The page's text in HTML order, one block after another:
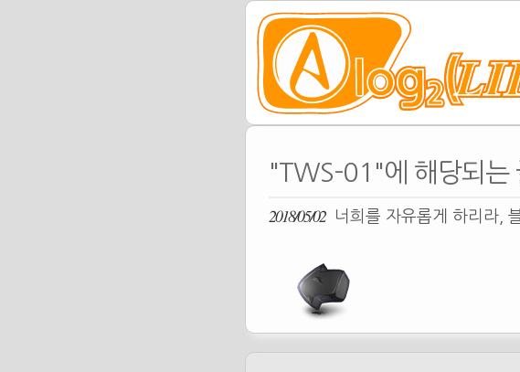
"TWS-01"에 해당되는
2018/05/02 너희를 자유롭게 하리라,